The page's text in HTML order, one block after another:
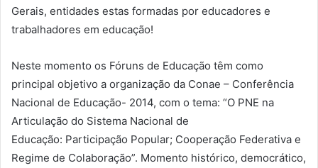
Gerais, entidades estas formadas por educadores e
trabalhadores em educação!
Neste momento os Fóruns de Educação têm como
principal objetivo a organização da Conae – Conferência
Nacional de Educação- 2014, com o tema: “O PNE na
Articulação do Sistema Nacional de
Educação: Participação Popular; Cooperação Federativa e
Regime de Colaboração”. Momento histórico, democrático,